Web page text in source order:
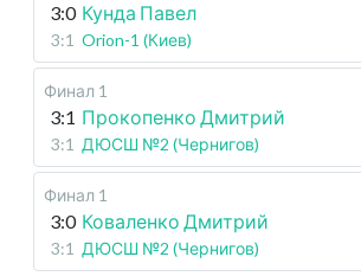
3:0 Кунда Павел
3:1 Orion-1 (Киев)
Финал 1
3:1 Прокопенко Дмитрий
3:1 ДЮСШ №2 (Чернигов)
Финал 1
3:0 Коваленко Дмитрий
3:1 ДЮСШ №2 (Чернигов)